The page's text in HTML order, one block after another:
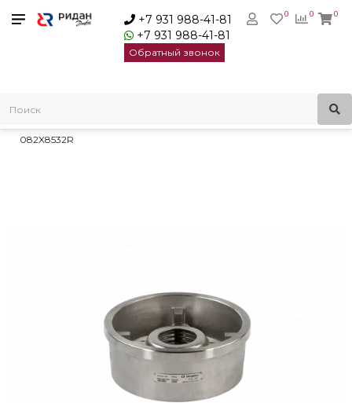
+7 931 988-41-81
+7 931 988-41-81
Обратный звонок
0
0 0
Трубопроводная арматура
082X8532R